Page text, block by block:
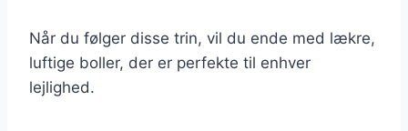
Når du følger disse trin, vil du ende med lækre,
luftige boller, der er perfekte til enhver
lejlighed.